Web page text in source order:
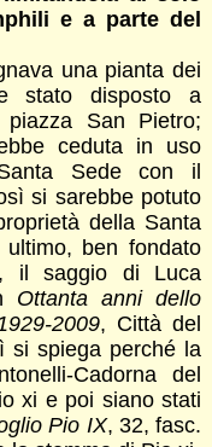
e a parte del
una pianta dei
stato disposto a
San Pietro;
ceduta in uso
Sede con il
si sarebbe potuto
della Santa
ben fondato
il saggio di Luca
Ottanta anni dello
2009, Città del
si spiega perché la
Cadorna del
xi e poi siano stati
Pio IX, 32, fasc.